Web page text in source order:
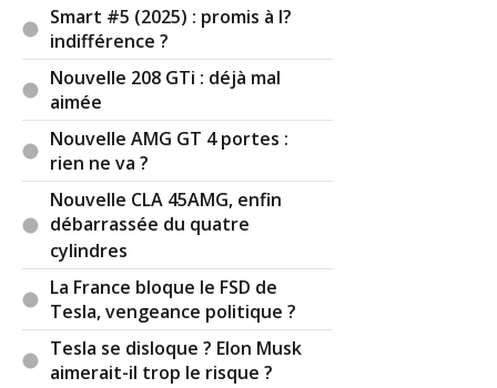
C'est fini le temps des logan challengées à
5000/8000¤. L'amplitude de prix avec les Renault
est trop importante. Il faut resserer l'écart en
montant en gamme. Ça tombe bien, Renault
monte en gamme également !
C'est juste un vernis chic pour justifier une hausse
générale des prix (pour un coût de revient qui
aura à peine changé je suis sûr)... Et pour
continuer de planer sur leur image de fiabilité. Les
fameuses pièces fiables car déjà éprouvées par
Renault ! Cela va faire peut-être 5 ou 10 ans qu'il
n'en est rien.
Smart #5 (2025) : promis à l?
indifférence ?
Nouvelle 208 GTi : déjà mal
aimée
Nouvelle AMG GT 4 portes :
rien ne va ?
Nouvelle CLA 45AMG, enfin
débarrassée du quatre
cylindres
La France bloque le FSD de
Tesla, vengeance politique ?
Tesla se disloque ? Elon Musk
aimerait-il trop le risque ?